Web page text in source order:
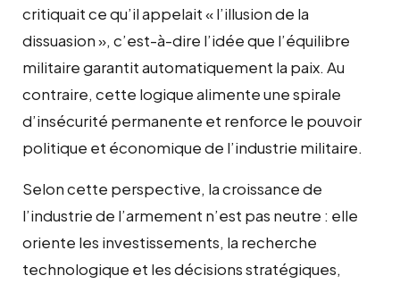
critiquait ce qu’il appelait « l’illusion de la
dissuasion », c’est-à-dire l’idée que l’équilibre
militaire garantit automatiquement la paix. Au
contraire, cette logique alimente une spirale
d’insécurité permanente et renforce le pouvoir
politique et économique de l’industrie militaire.
Selon cette perspective, la croissance de
l’industrie de l’armement n’est pas neutre : elle
oriente les investissements, la recherche
technologique et les décisions stratégiques,